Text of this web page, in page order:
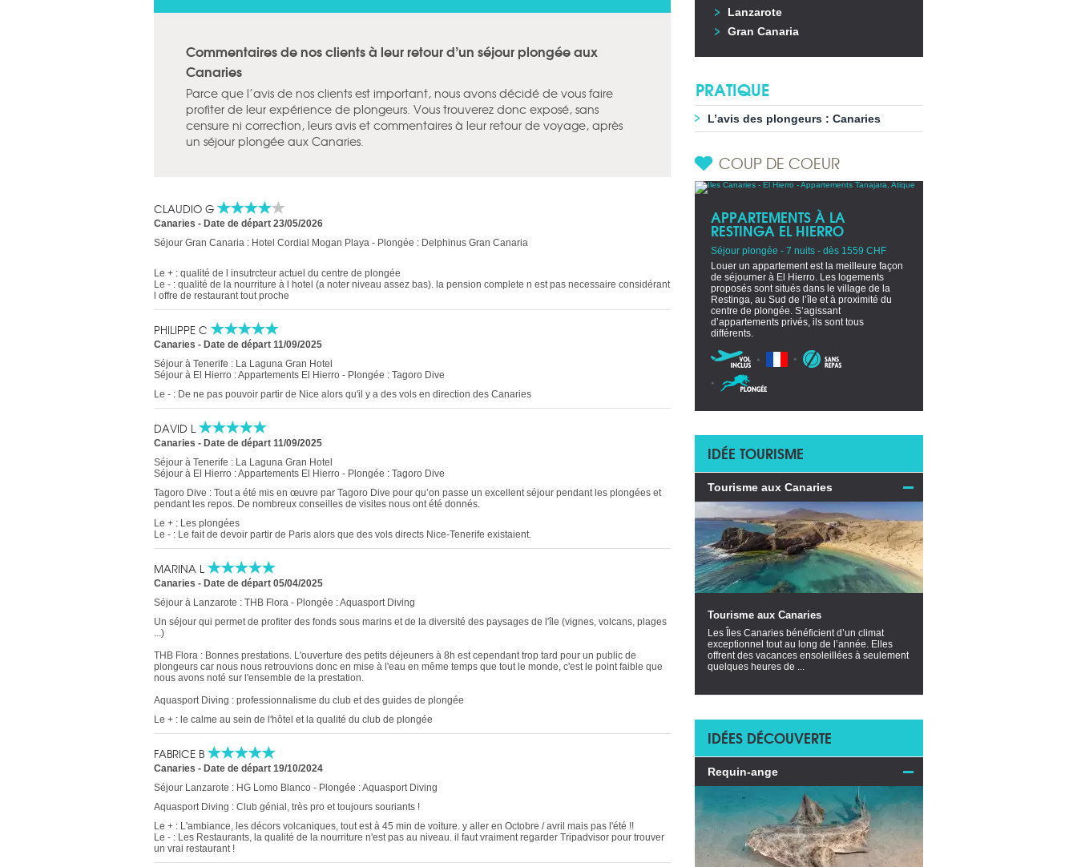
Commentaires de nos clients à leur retour d’un séjour plongée aux
Canaries
Parce que l’avis de nos clients est important, nous avons décidé de vous faire
profiter de leur expérience de plongeurs. Vous trouverez donc exposé, sans
censure ni correction, leurs avis et commentaires à leur retour de voyage, après
un séjour plongée aux Canaries.
CLAUDIO G
Canaries - Date de départ 23/05/2026
Séjour Gran Canaria : Hotel Cordial Mogan Playa - Plongée : Delphinus Gran Canaria
Le + : qualité de l insutrcteur actuel du centre de plongée
Le - : qualité de la nourriture à l hotel (a noter niveau assez bas). la pension complete n est pas necessaire considérant
l offre de restaurant tout proche
PHILIPPE C
Canaries - Date de départ 11/09/2025
Séjour à Tenerife : La Laguna Gran Hotel
Séjour à El Hierro : Appartements El Hierro - Plongée : Tagoro Dive
Le - : De ne pas pouvoir partir de Nice alors qu'il y a des vols en direction des Canaries
DAVID L
Canaries - Date de départ 11/09/2025
Séjour à Tenerife : La Laguna Gran Hotel
Séjour à El Hierro : Appartements El Hierro - Plongée : Tagoro Dive
Tagoro Dive : Tout a été mis en œuvre par Tagoro Dive pour qu’on passe un excellent séjour pendant les plongées et
pendant les repos. De nombreux conseilles de visites nous ont été donnés.
Le + : Les plongées
Le - : Le fait de devoir partir de Paris alors que des vols directs Nice-Tenerife existaient.
MARINA L
Canaries - Date de départ 05/04/2025
Séjour à Lanzarote : THB Flora - Plongée : Aquasport Diving
Un séjour qui permet de profiter des fonds sous marins et de la diversité des paysages de l'île (vignes, volcans, plages
...)
THB Flora : Bonnes prestations. L'ouverture des petits déjeuners à 8h est cependant trop tard pour un public de
plongeurs car nous nous retrouvions donc en mise à l'eau en même temps que tout le monde, c'est le point faible que
nous avons noté sur l'ensemble de la prestation.
Aquasport Diving : professionnalisme du club et des guides de plongée
Le + : le calme au sein de l'hôtel et la qualité du club de plongée
FABRICE B
Canaries - Date de départ 19/10/2024
Séjour Lanzarote : HG Lomo Blanco - Plongée : Aquasport Diving
Aquasport Diving : Club génial, très pro et toujours souriants !
Le + : L'ambiance, les décors volcaniques, tout est à 45 min de voiture. y aller en Octobre / avril mais pas l'été !!
Le - : Les Restaurants, la qualité de la nourriture n'est pas au niveau. il faut vraiment regarder Tripadvisor pour trouver
un vrai restaurant !
Lanzarote
Gran Canaria
PRATIQUE
L’avis des plongeurs : Canaries
COUP DE COEUR
APPARTEMENTS À LA
RESTINGA EL HIERRO
Séjour plongée - 7 nuits - dès 1559 CHF
Louer un appartement est la meilleure façon
de séjourner à El Hierro. Les logements
proposés sont situés dans le village de la
Restinga, au Sud de l’île et à proximité du
centre de plongée. S’agissant
d’appartements privés, ils sont tous
différents.
IDÉE TOURISME
Tourisme aux Canaries
Tourisme aux Canaries
Les Îles Canaries bénéficient d’un climat
exceptionnel tout au long de l’année. Elles
offrent des vacances ensoleillées à seulement
quelques heures de ...
IDÉES DÉCOUVERTE
Requin-ange